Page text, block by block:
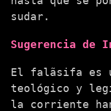
sudar.
Sugerencia de
El falãsifa es
teológico y
la corriente